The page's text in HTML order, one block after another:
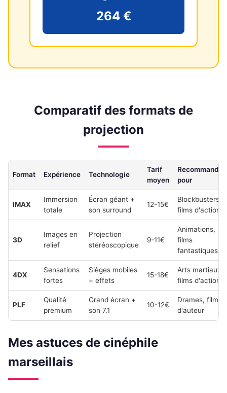
264 €
Comparatif des formats de
projection
Format Expérience Technologie
Tarif
moyen
Recommandé
pour
IMAX
Immersion
totale
Écran géant +
son surround
12-15€
Blockbusters,
films d'action
3D
Images en
relief
Projection
stéréoscopique
9-11€
Animations,
films
fantastiques
4DX
Sensations
fortes
Sièges mobiles
+ effets
15-18€
Arts martiaux,
films d'action
PLF
Qualité
premium
Grand écran +
son 7.1
10-12€
Drames, films
d'auteur
Mes astuces de cinéphile
marseillais